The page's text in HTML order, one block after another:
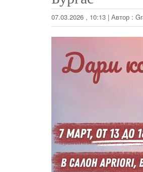
07.03.2026 , 10:13 | Автор :